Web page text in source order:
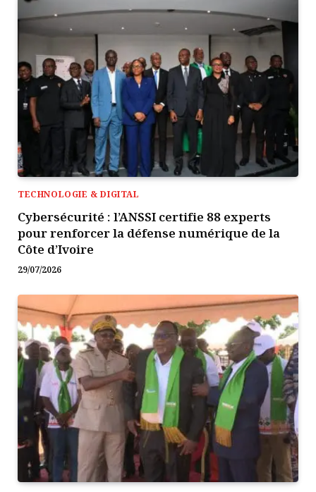
TECHNOLOGIE & DIGITAL
Cybersécurité : l’ANSSI certifie 88 experts
pour renforcer la défense numérique de la
Côte d’Ivoire
29/07/2026